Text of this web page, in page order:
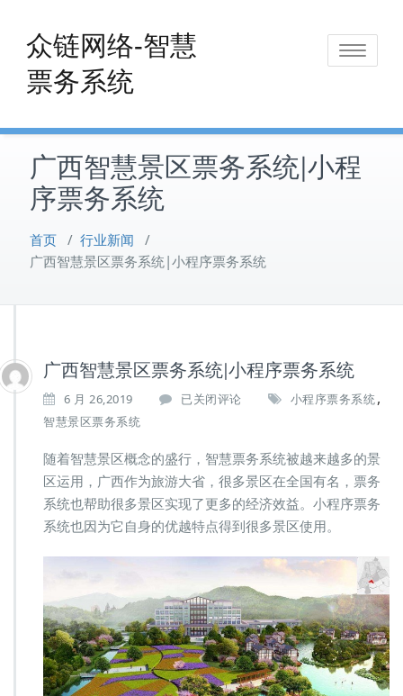
content
众链网络-智慧
票务系统
Toggle
广西智慧景区票务系统|小程
序票务系统
首页 / 行业新闻 /
广西智慧景区票务系统|小程序票务系统
广西智慧景区票务系统|小程序票务系统
6 月 26,2019
广
慧
景
区
票
务
统|
程
序
票
务
系
统
已关闭评论 小程序票务系统,
智慧景区票务系统
随着智慧景区概念的盛行，智慧票务系统被越来越多的景
区运用，广西作为旅游大省，很多景区在全国有名，票务
系统也帮助很多景区实现了更多的经济效益。小程序票务
系统也因为它自身的优越特点得到很多景区使用。